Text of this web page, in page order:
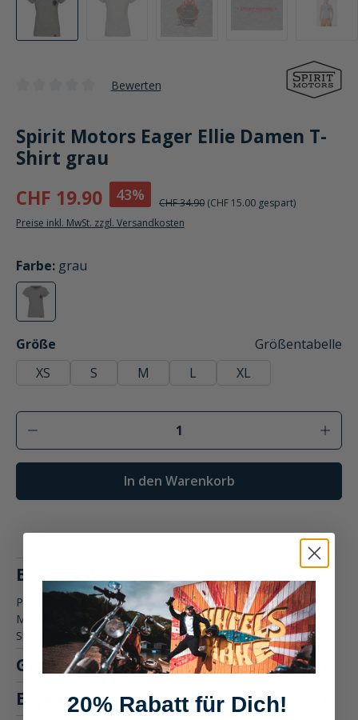
Bewerten
Spirit Motors Eager Ellie Damen T-
Shirt grau
CHF 19.90
43% CHF 34.90 (CHF 15.00 gespart)
Preise inkl. MwSt. zzgl. Versandkosten
Farbe
auswählen
: grau
grau
(Diese Option ist zurzeit nicht verfügbar.)
Größe
auswählen
Größentabelle
XS
S M L XL
Produkt Anzahl: Gib den gewünschten
In den Warenkorb
Beschreibung
Produktbeschreibung: Spirit Motors Eager Ellie Damen T-Shirt
Motorradbekleidung Das Spirit Motors Eager Ellie Damen T-
Shirt…
Mehr
Größentabelle
Eigenschaften
20% Rabatt für Dich!